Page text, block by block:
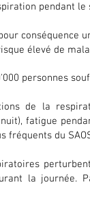
pendant le
conséquence
élevé de
personnes
de la
fatigue
fréquents du
la journée.